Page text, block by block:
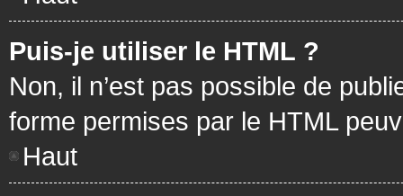
Puis-je utiliser le HTML ?
Non, il n’est pas possible de
forme permises par le HTML
Haut